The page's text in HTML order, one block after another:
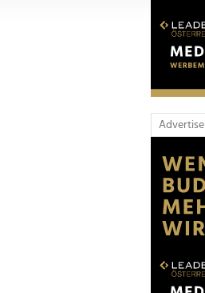
Medien, Werbung und
zusammen, die Sie ihnen